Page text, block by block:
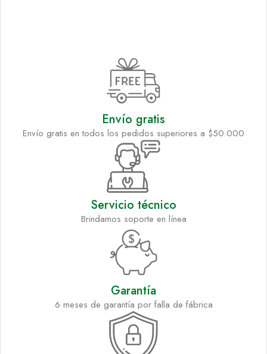
Envío gratis
Envío gratis en todos los pedidos superiores a $50.000
Servicio técnico
Brindamos soporte en línea
Garantía
6 meses de garantía por falla de fábrica